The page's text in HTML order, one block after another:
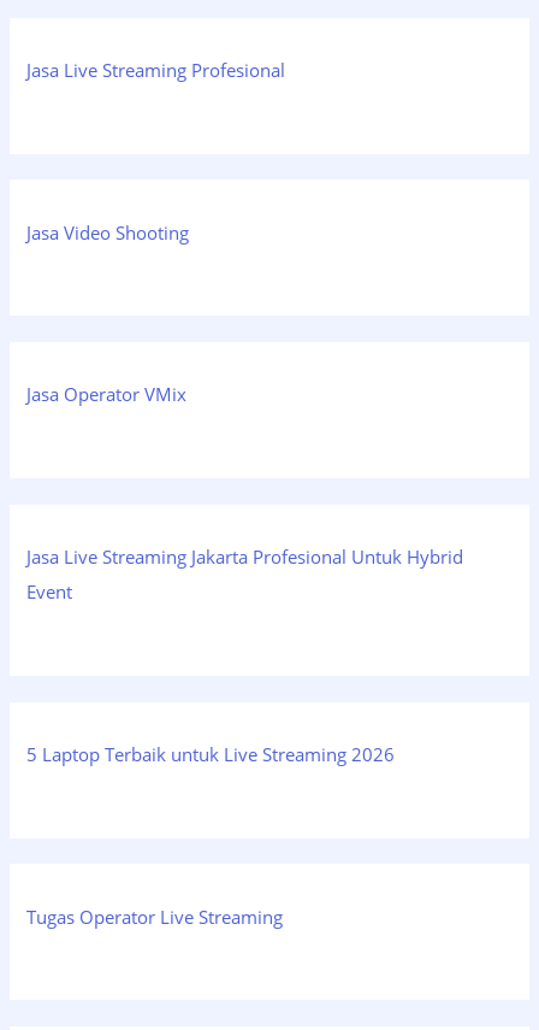
Jasa Live Streaming Profesional
Jasa Video Shooting
Jasa Operator VMix
Jasa Live Streaming Jakarta Profesional Untuk Hybrid
Event
5 Laptop Terbaik untuk Live Streaming 2026
Tugas Operator Live Streaming